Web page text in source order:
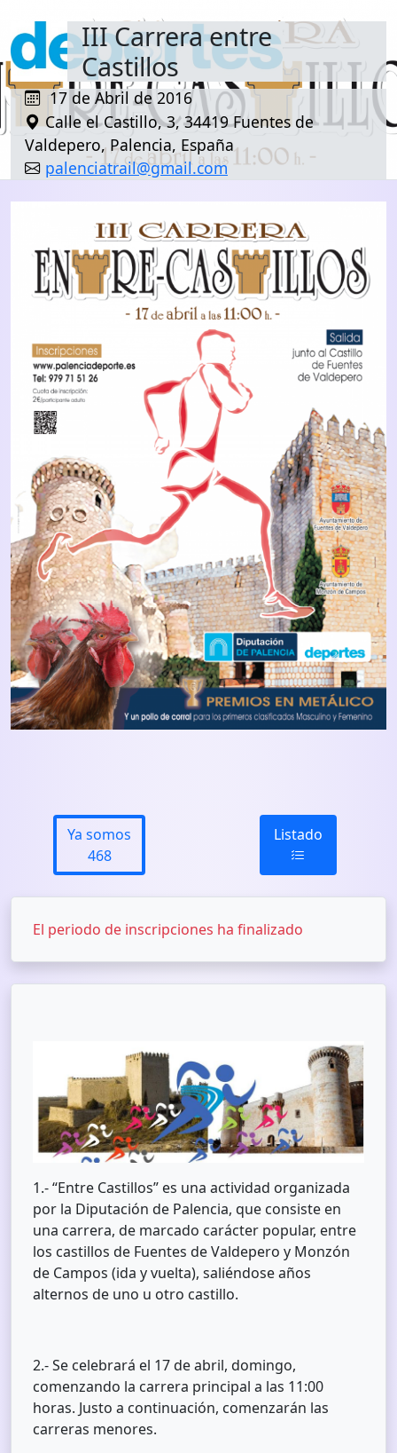
III Carrera entre
Castillos
17 de Abril de 2016
Calle el Castillo, 3, 34419 Fuentes de
Valdepero, Palencia, España
palenciatrail@gmail.com
Ya somos
468
Listado
El periodo de inscripciones ha finalizado
1.- “Entre Castillos” es una actividad organizada
por la Diputación de Palencia, que consiste en
una carrera, de marcado carácter popular, entre
los castillos de Fuentes de Valdepero y Monzón
de Campos (ida y vuelta), saliéndose años
alternos de uno u otro castillo.
2.- Se celebrará el 17 de abril, domingo,
comenzando la carrera principal a las 11:00
horas. Justo a continuación, comenzarán las
carreras menores.